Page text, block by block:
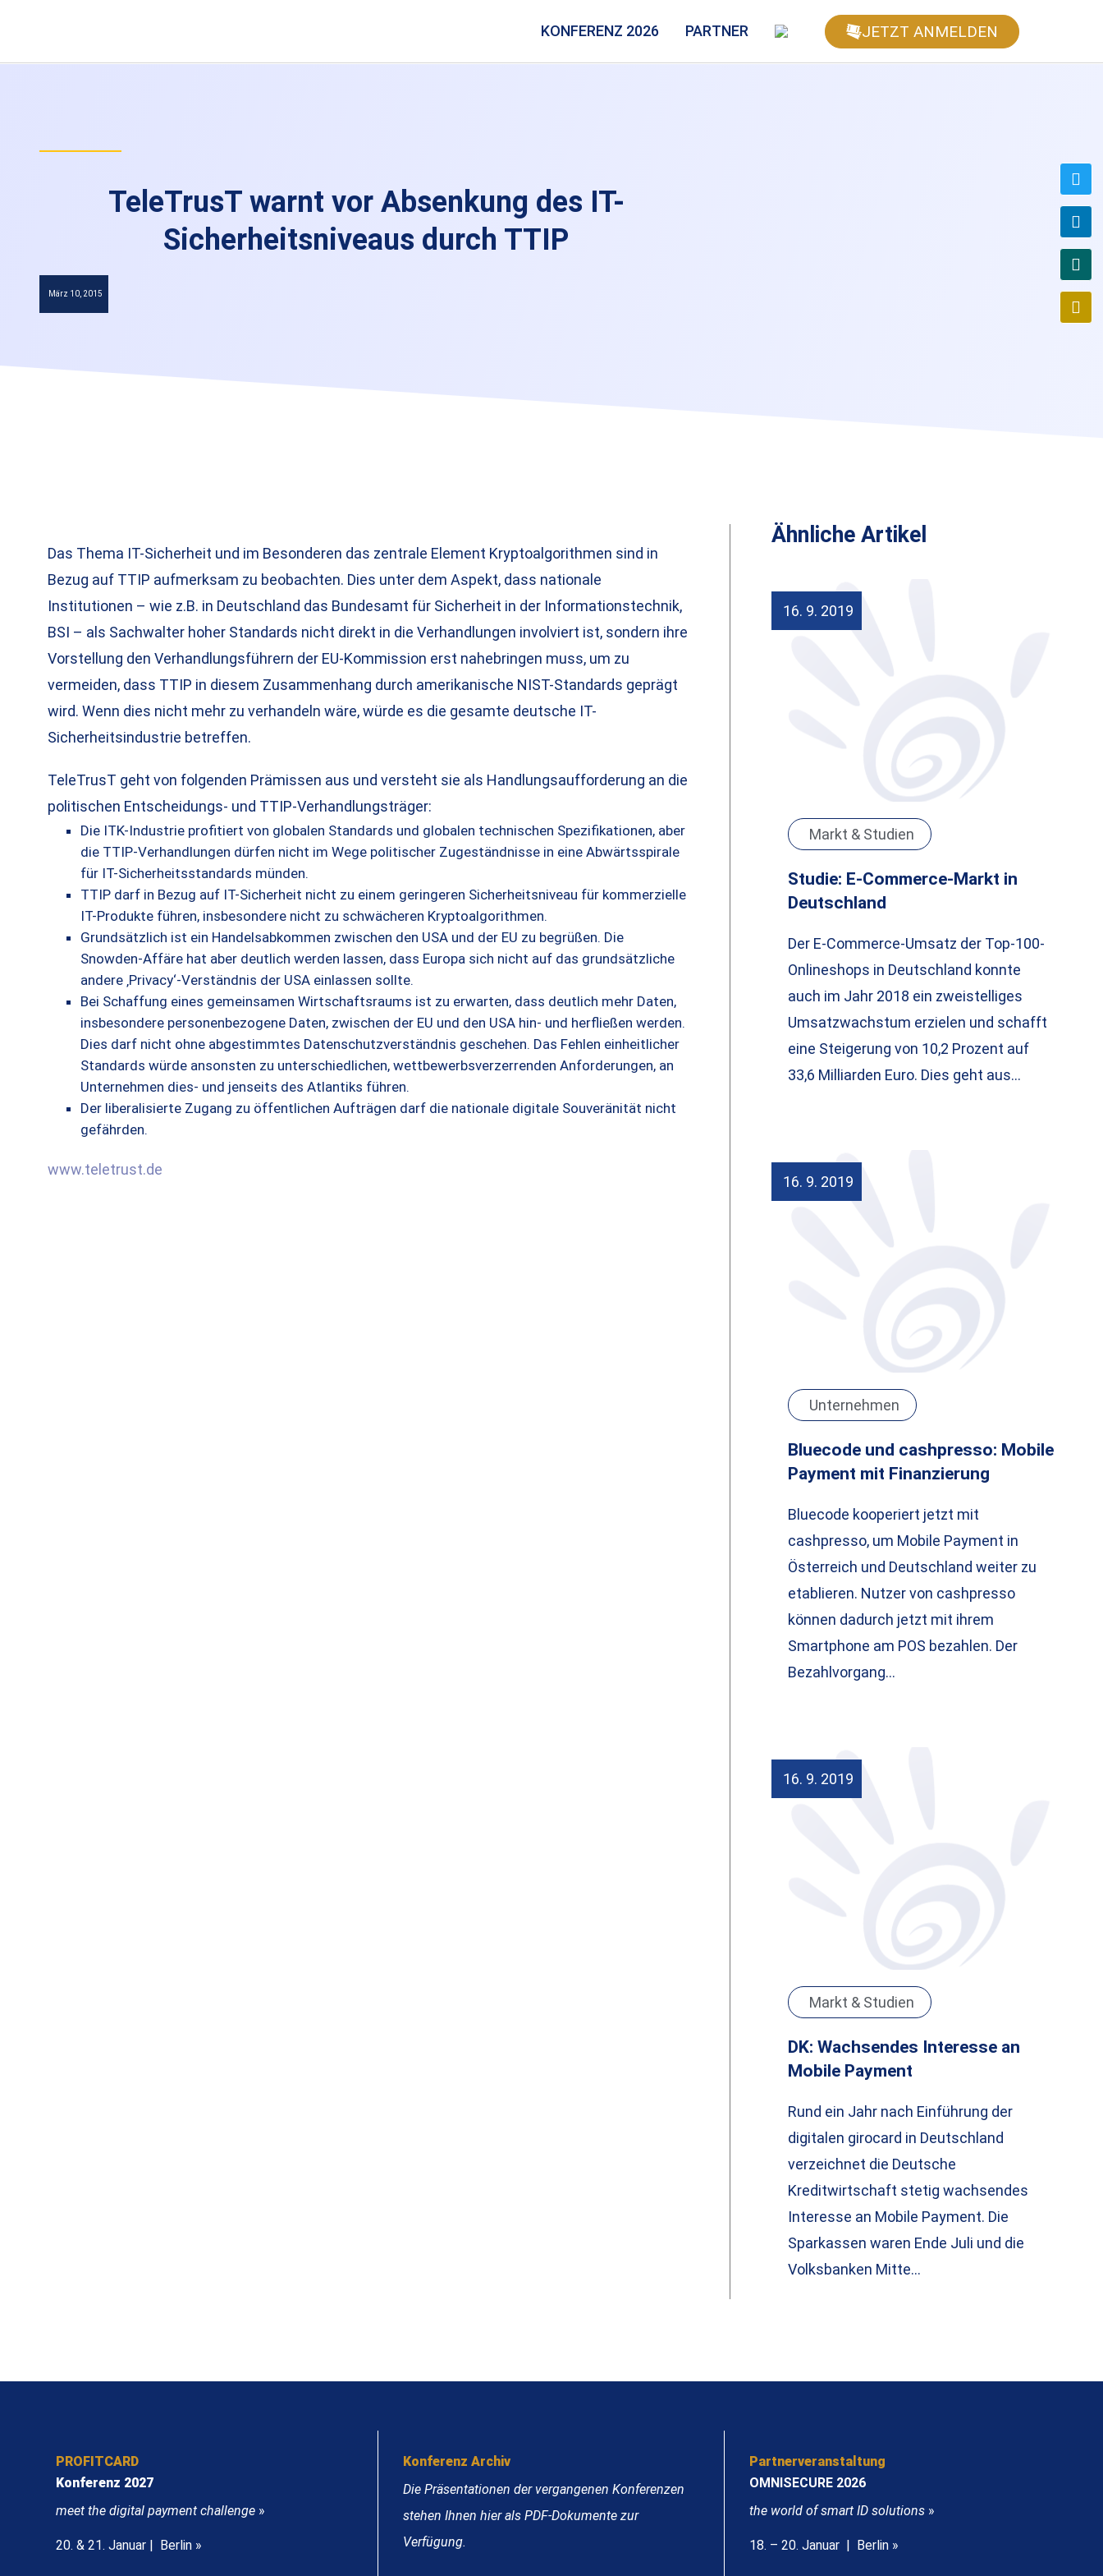
KONFERENZ 2026 PARTNER JETZT ANMELDEN
TeleTrusT warnt vor Absenkung des IT-
Sicherheitsniveaus durch TTIP
März 10, 2015
Das Thema IT-Sicherheit und im Besonderen das zentrale Element Kryptoalgorithmen sind in
Bezug auf TTIP aufmerksam zu beobachten. Dies unter dem Aspekt, dass nationale
Institutionen – wie z.B. in Deutschland das Bundesamt für Sicherheit in der Informationstechnik,
BSI – als Sachwalter hoher Standards nicht direkt in die Verhandlungen involviert ist, sondern ihre
Vorstellung den Verhandlungsführern der EU-Kommission erst nahebringen muss, um zu
vermeiden, dass TTIP in diesem Zusammenhang durch amerikanische NIST-Standards geprägt
wird. Wenn dies nicht mehr zu verhandeln wäre, würde es die gesamte deutsche IT-
Sicherheitsindustrie betreffen.
TeleTrusT geht von folgenden Prämissen aus und versteht sie als Handlungsaufforderung an die
politischen Entscheidungs- und TTIP-Verhandlungsträger:
Die ITK-Industrie profitiert von globalen Standards und globalen technischen Spezifikationen, aber
die TTIP-Verhandlungen dürfen nicht im Wege politischer Zugeständnisse in eine Abwärtsspirale
für IT-Sicherheitsstandards münden.
TTIP darf in Bezug auf IT-Sicherheit nicht zu einem geringeren Sicherheitsniveau für kommerzielle
IT-Produkte führen, insbesondere nicht zu schwächeren Kryptoalgorithmen.
Grundsätzlich ist ein Handelsabkommen zwischen den USA und der EU zu begrüßen. Die
Snowden-Affäre hat aber deutlich werden lassen, dass Europa sich nicht auf das grundsätzliche
andere ‚Privacy‘-Verständnis der USA einlassen sollte.
Bei Schaffung eines gemeinsamen Wirtschaftsraums ist zu erwarten, dass deutlich mehr Daten,
insbesondere personenbezogene Daten, zwischen der EU und den USA hin- und herfließen werden.
Dies darf nicht ohne abgestimmtes Datenschutzverständnis geschehen. Das Fehlen einheitlicher
Standards würde ansonsten zu unterschiedlichen, wettbewerbsverzerrenden Anforderungen, an
Unternehmen dies- und jenseits des Atlantiks führen.
Der liberalisierte Zugang zu öffentlichen Aufträgen darf die nationale digitale Souveränität nicht
gefährden.
www.teletrust.de
Ähnliche Artikel
16. 9. 2019
Markt & Studien
Studie: E-Commerce-Markt in
Deutschland
Der E-Commerce-Umsatz der Top-100-
Onlineshops in Deutschland konnte
auch im Jahr 2018 ein zweistelliges
Umsatzwachstum erzielen und schafft
eine Steigerung von 10,2 Prozent auf
33,6 Milliarden Euro. Dies geht aus…
16. 9. 2019
Unternehmen
Bluecode und cashpresso: Mobile
Payment mit Finanzierung
Bluecode kooperiert jetzt mit
cashpresso, um Mobile Payment in
Österreich und Deutschland weiter zu
etablieren. Nutzer von cashpresso
können dadurch jetzt mit ihrem
Smartphone am POS bezahlen. Der
Bezahlvorgang…
16. 9. 2019
Markt & Studien
DK: Wachsendes Interesse an
Mobile Payment
Rund ein Jahr nach Einführung der
digitalen girocard in Deutschland
verzeichnet die Deutsche
Kreditwirtschaft stetig wachsendes
Interesse an Mobile Payment. Die
Sparkassen waren Ende Juli und die
Volksbanken Mitte…
PROFITCARD
Konferenz 2027
meet the digital payment challenge »
20. & 21. Januar | Berlin »
Konferenz Archiv
Die Präsentationen der vergangenen Konferenzen
stehen Ihnen hier als PDF-Dokumente zur
Verfügung.
Partnerveranstaltung
OMNISECURE 2026
the world of smart ID solutions »
18. – 20. Januar | Berlin »